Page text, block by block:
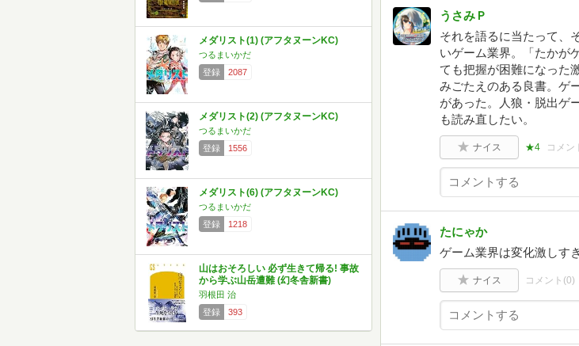
メダリスト(1) (アフタヌーンKC)
つるまいかだ
登録
2087
メダリスト(2) (アフタヌーンKC)
つるまいかだ
登録
1556
メダリスト(6) (アフタヌーンKC)
つるまいかだ
登録
1218
山はおそろしい 必ず生きて帰る! 事故
から学ぶ山岳遭難 (幻冬舎新書)
羽根田 治
登録
393
うさみＰ
それを語るに当たって、
いゲーム業界。「たかが
ても把握が困難になった
みごたえのある良書。ゲ
があった。人狼・脱出ゲ
も読み直したい。
ナイス ★4 コメン
たにゃか
ゲーム業界は変化激しす
ナイス コメント(0)